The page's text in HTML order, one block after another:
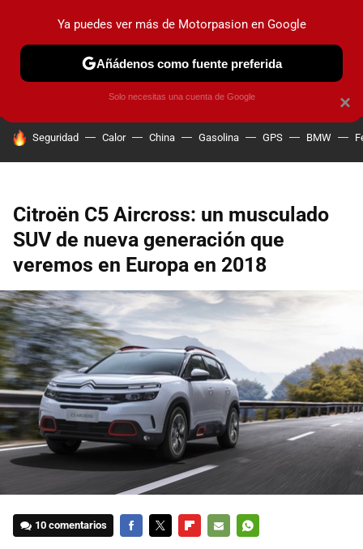
PRUEBAS COCHES ELÉCTRICOS OBSERVATORIO
HOY SE HABLA DE
Seguridad Calor China Gasolina GPS BMW
Citroën C5 Aircross: un musculado
SUV de nueva generación que
veremos en Europa en 2018
10 comentarios
×
Ya puedes ver más de Motorpasion en Google
Añádenos como fuente preferida
Solo necesitas una cuenta de Google